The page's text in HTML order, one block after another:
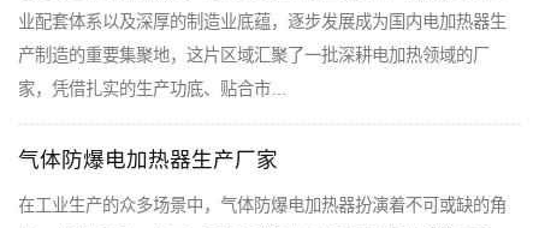
业配套体系以及深厚的制造业底蕴，逐步发展成为国内电加热器生
产制造的重要集聚地，这片区域汇聚了一批深耕电加热领域的厂
家，凭借扎实的生产功底、贴合市…
气体防爆电加热器生产厂家
在工业生产的众多场景中，气体防爆电加热器扮演着不可或缺的角